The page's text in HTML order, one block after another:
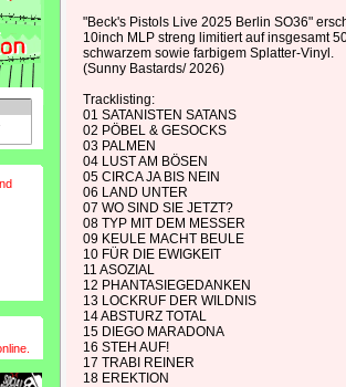
"Beck's Pistols Live 2025 Berlin SO36"
10inch MLP streng limitiert auf insgesamt
schwarzem sowie farbigem Splatter-Vinyl.
(Sunny Bastards/ 2026)
Tracklisting:
01 SATANISTEN SATANS
02 PÖBEL & GESOCKS
03 PALMEN
04 LUST AM BÖSEN
05 CIRCA JA BIS NEIN
06 LAND UNTER
07 WO SIND SIE JETZT?
08 TYP MIT DEM MESSER
09 KEULE MACHT BEULE
10 FÜR DIE EWIGKEIT
11 ASOZIAL
12 PHANTASIEGEDANKEN
13 LOCKRUF DER WILDNIS
14 ABSTURZ TOTAL
15 DIEGO MARADONA
16 STEH AUF!
17 TRABI REINER
18 EREKTION